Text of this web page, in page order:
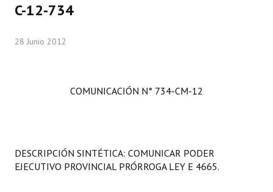
LEGISLACIÓN
C-12-734
28 Junio 2012
COMUNICACIÓN N° 734-CM-12
DESCRIPCIÓN SINTÉTICA: COMUNICAR PODER
EJECUTIVO PROVINCIAL PRÓRROGA LEY E 4665.